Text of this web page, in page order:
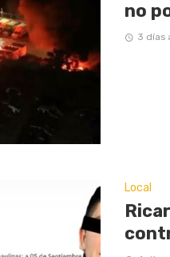
no
3 días
Local